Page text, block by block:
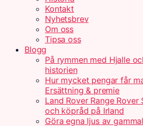
Kontakt
Nyhetsbrev
Om oss
Tipsa oss
Blogg
På rymmen med Hjalle
historien
Hur mycket pengar får
Ersättning & premie
Land Rover Range
och köpråd på Irland
Göra egna ljus av